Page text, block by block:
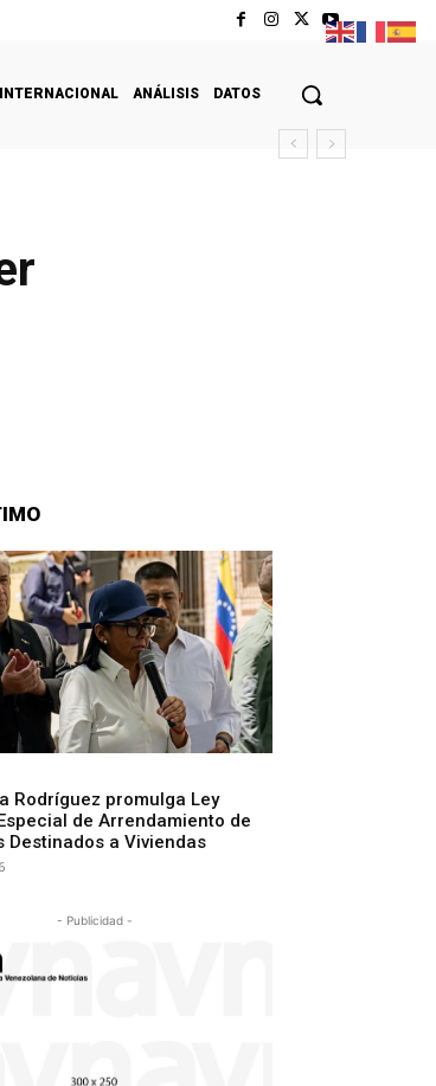
INTERNACIONAL ANÁLISIS DATOS
Rodríguez promulga Ley
de Arrendamiento de
Destinados a Viviendas
- Publicidad -